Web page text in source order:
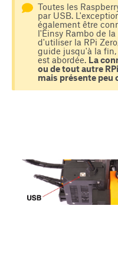
Toutes les
par USB.
également être
l'Einsy Rambo de
d'utiliser la RPi
guide jusqu'à la
est abordée. La
ou de tout autre
mais présente peu